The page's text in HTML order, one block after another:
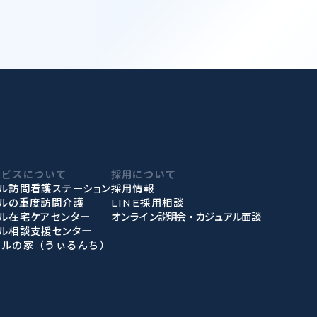
スについて
訪問看護ステーション
の重度訪問介護
在宅ケアセンター
相談支援センター
の家（うぃるんち）
採用について
採用情報
LINE採用相談
オンライン説明会・カジュアル面談